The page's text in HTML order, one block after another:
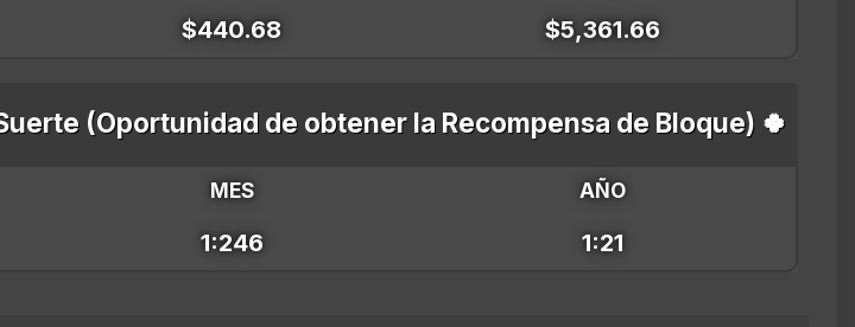
$440.68 $5,361.66
(Oportunidad de obtener la Recompensa de Bloque) 🍀
MES AÑO
1:246 1:21